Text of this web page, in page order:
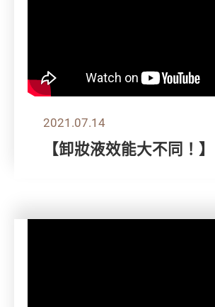
2021.07.14
【卸妝液效能大不同！】